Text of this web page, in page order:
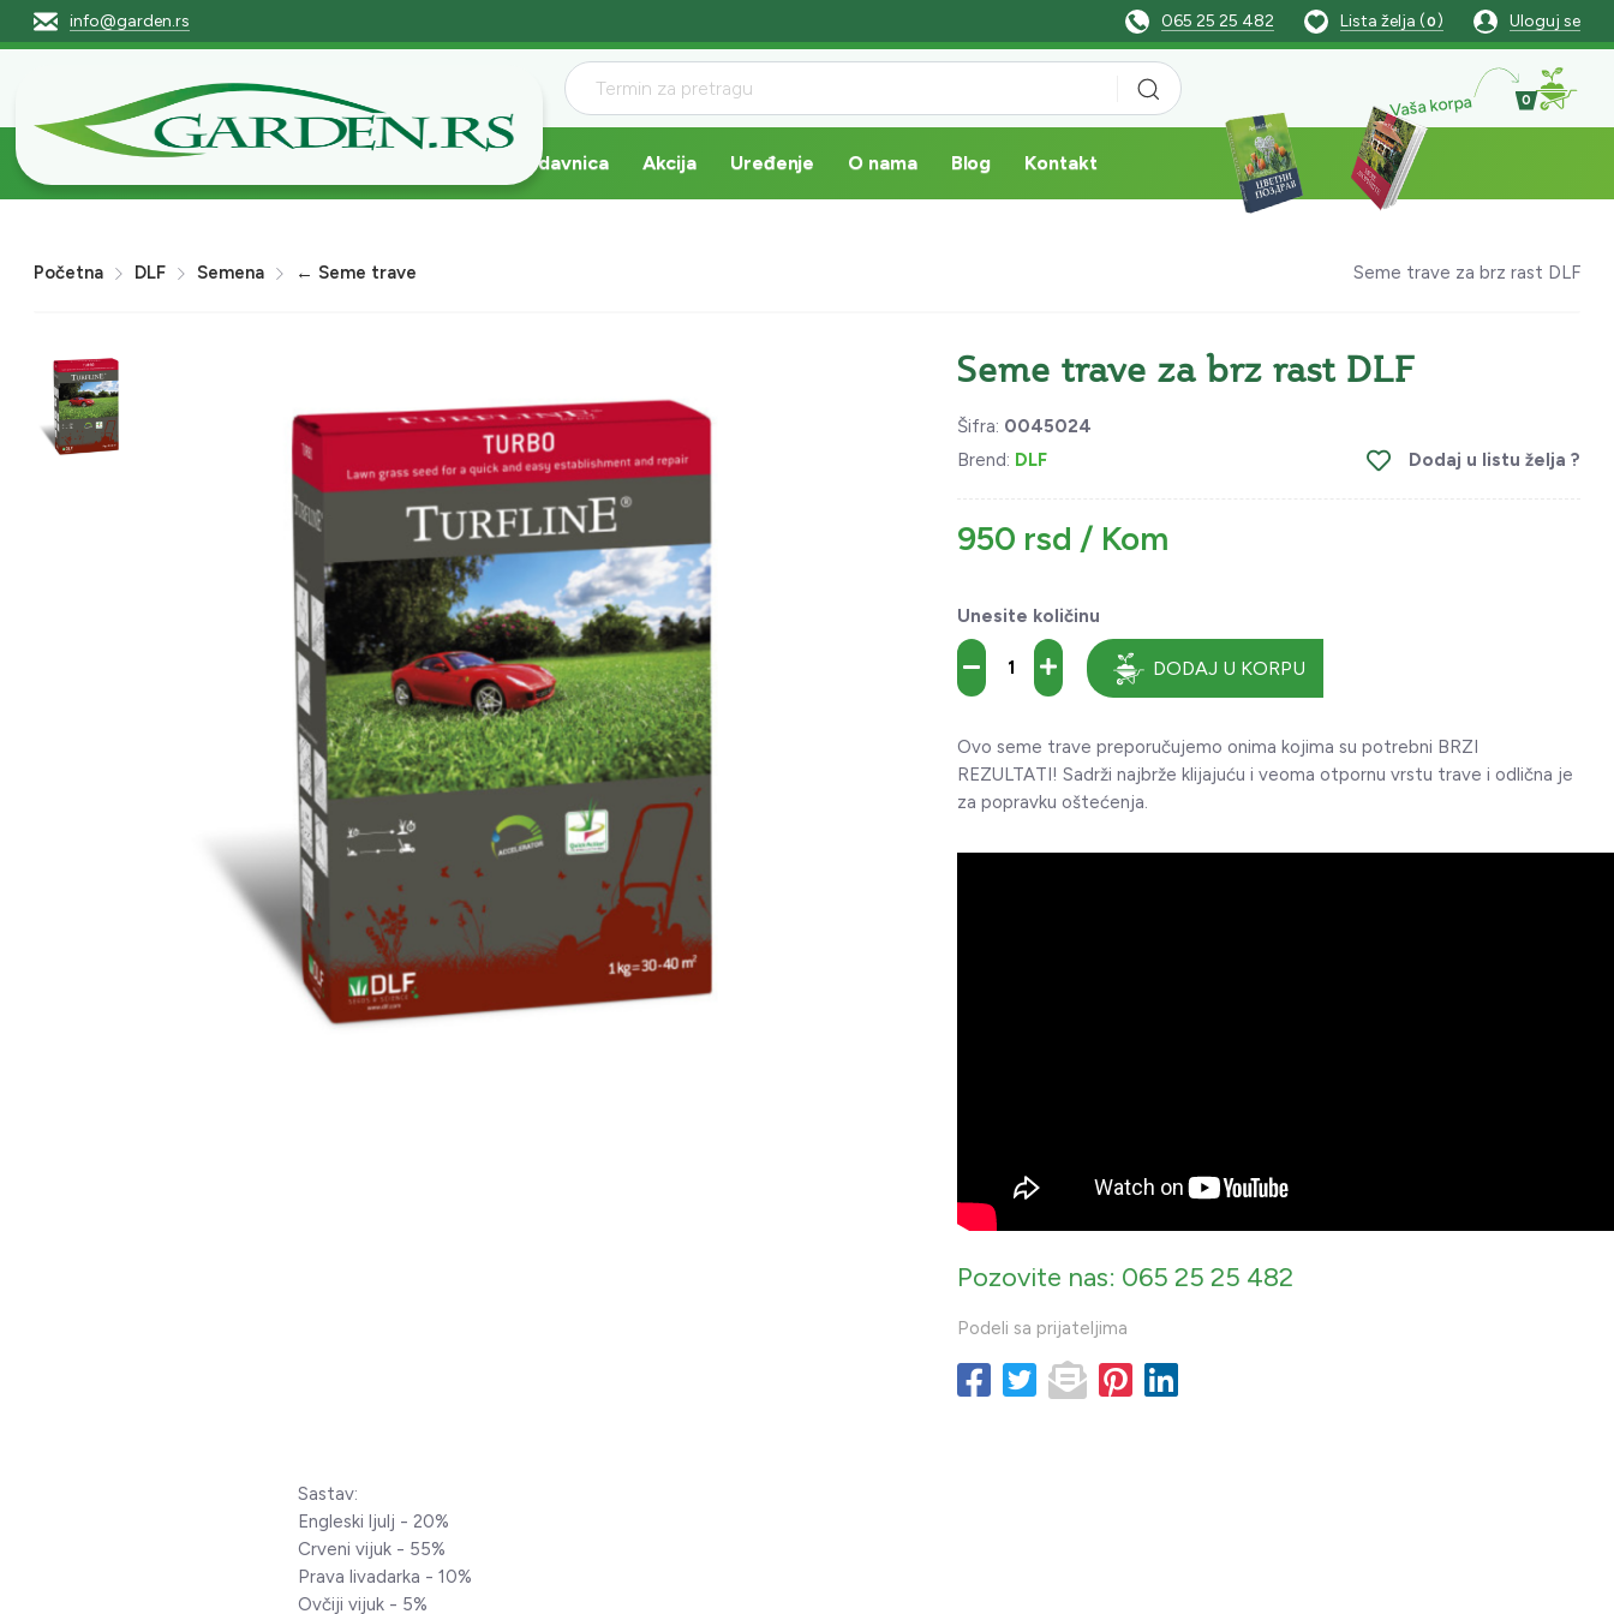
info@garden.rs 065 25 25 482 Lista želja (0 ) Uloguj se
Vaša korpa 0
Prodavnica Akcija Uređenje O nama Blog Kontakt
Početna DLF Semena ← Seme trave Seme trave za brz rast DLF
Seme trave za brz rast DLF
Šifra: 0045024
Brend: DLF Dodaj u listu želja ?
950 rsd / Kom
Unesite količinu
DODAJ U KORPU
Ovo seme trave preporučujemo onima kojima su potrebni BRZI
REZULTATI! Sadrži najbrže klijajuću i veoma otpornu vrstu trave i odlična je
za popravku oštećenja.
Pozovite nas: 065 25 25 482
Podeli sa prijateljima
Sastav:
Engleski ljulj - 20%
Crveni vijuk - 55%
Prava livadarka - 10%
Ovčiji vijuk - 5%